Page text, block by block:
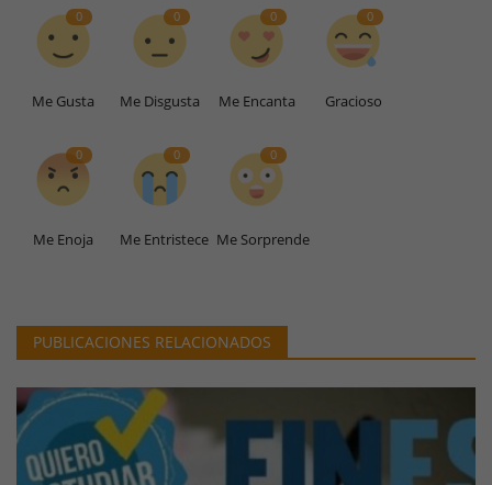
0
Me Gusta
0
Me Disgusta
0
Me Encanta
0
Gracioso
0
Me Enoja
0
Me Entristece
0
Me Sorprende
PUBLICACIONES RELACIONADOS